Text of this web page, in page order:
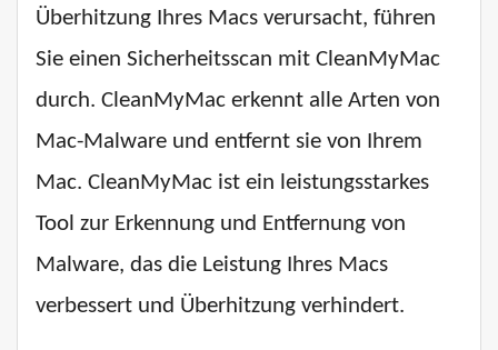
Überhitzung Ihres Macs verursacht, führen
Sie einen Sicherheitsscan mit CleanMyMac
durch. CleanMyMac erkennt alle Arten von
Mac-Malware und entfernt sie von Ihrem
Mac. CleanMyMac ist ein leistungsstarkes
Tool zur Erkennung und Entfernung von
Malware, das die Leistung Ihres Macs
verbessert und Überhitzung verhindert.